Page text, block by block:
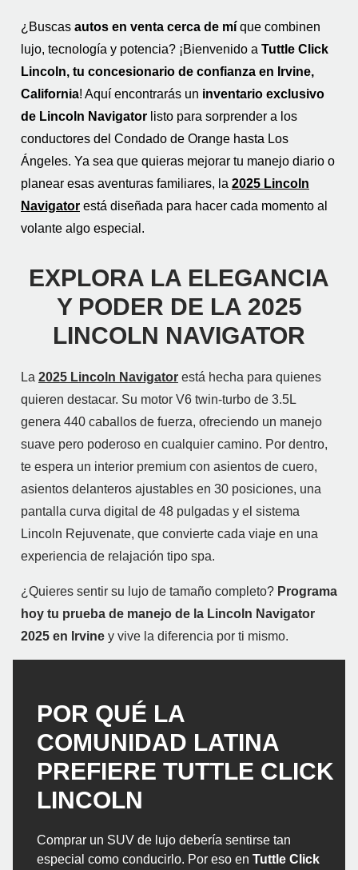
¿Buscas autos en venta cerca de mí que combinen
lujo, tecnología y potencia? ¡Bienvenido a Tuttle Click
Lincoln, tu concesionario de confianza en Irvine,
California! Aquí encontrarás un inventario exclusivo
de Lincoln Navigator listo para sorprender a los
conductores del Condado de Orange hasta Los
Ángeles. Ya sea que quieras mejorar tu manejo diario o
planear esas aventuras familiares, la 2025 Lincoln
Navigator está diseñada para hacer cada momento al
volante algo especial.
EXPLORA LA ELEGANCIA
Y PODER DE LA 2025
LINCOLN NAVIGATOR
La 2025 Lincoln Navigator está hecha para quienes
quieren destacar. Su motor V6 twin-turbo de 3.5L
genera 440 caballos de fuerza, ofreciendo un manejo
suave pero poderoso en cualquier camino. Por dentro,
te espera un interior premium con asientos de cuero,
asientos delanteros ajustables en 30 posiciones, una
pantalla curva digital de 48 pulgadas y el sistema
Lincoln Rejuvenate, que convierte cada viaje en una
experiencia de relajación tipo spa.
¿Quieres sentir su lujo de tamaño completo? Programa
hoy tu prueba de manejo de la Lincoln Navigator
2025 en Irvine y vive la diferencia por ti mismo.
POR QUÉ LA
COMUNIDAD LATINA
PREFIERE TUTTLE CLICK
LINCOLN
Comprar un SUV de lujo debería sentirse tan
especial como conducirlo. Por eso en Tuttle Click